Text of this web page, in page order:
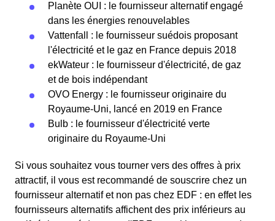
Planète OUI : le fournisseur alternatif engagé
dans les énergies renouvelables
Vattenfall : le fournisseur suédois proposant
l'électricité et le gaz en France depuis 2018
ekWateur : le fournisseur d'électricité, de gaz
et de bois indépendant
OVO Energy : le fournisseur originaire du
Royaume-Uni, lancé en 2019 en France
Bulb : le fournisseur d'électricité verte
originaire du Royaume-Uni
Si vous souhaitez vous tourner vers des offres à prix
attractif, il vous est recommandé de souscrire chez un
fournisseur alternatif et non pas chez EDF : en effet les
fournisseurs alternatifs affichent des prix inférieurs au